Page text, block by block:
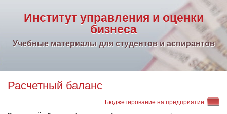
Институт управления и оценки
бизнеса
Учебные материалы для студентов и аспирантов
Расчетный баланс
Бюджетирование на предприятии